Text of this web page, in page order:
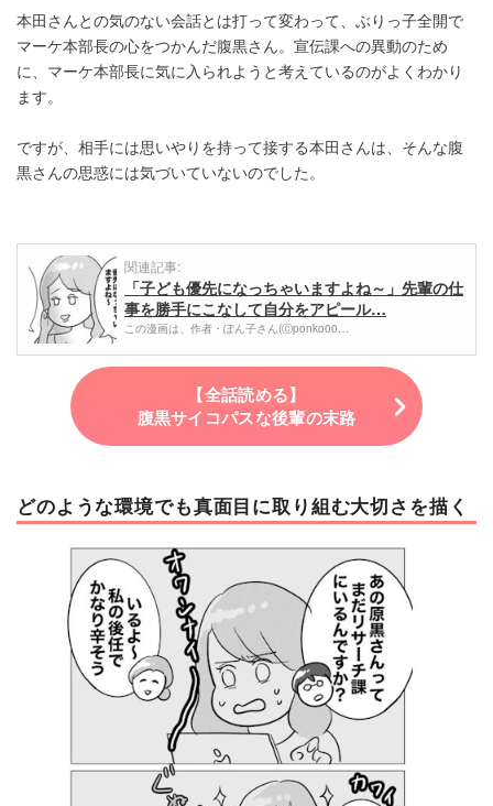
本田さんとの気のない会話とは打って変わって、ぶりっ子全開で
マーケ本部長の心をつかんだ腹黒さん。宣伝課への異動のため
に、マーケ本部長に気に入られようと考えているのがよくわかり
ます。
ですが、相手には思いやりを持って接する本田さんは、そんな腹
黒さんの思惑には気づいていないのでした。
関連記事:
「子ども優先になっちゃいますよね～」先輩の仕
事を勝手にこなして自分をアピール…
この漫画は、作者・ぽん子さん(Ⓒponko00…
【全話読める】
腹黒サイコパスな後輩の末路
どのような環境でも真面目に取り組む大切さを描く